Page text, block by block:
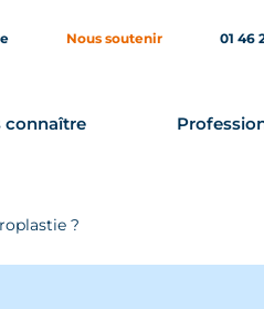
Nous soutenir 01 46
connaître
?